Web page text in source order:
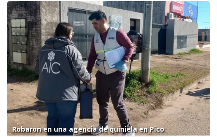
Robaron en una agencia de quiniela en Pico